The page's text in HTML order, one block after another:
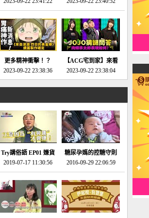
動作角色扮演遊戲！-
電玩宅速配20230123
第一名早就決定了，封
面圖直接雷你!-電玩宅
速配20230120
更多精神衝擊！？
《來自深淵 烈日的黃
金鄉》續篇動畫確定
2023-09-22 23:38:36
【ACG宅到家】來看
就抽周邊！《JOJO的
奇妙冒險》問答大挑戰
年特展 feat 蕎羽 、櫻
花
2023-09-22 23:38:04
Try講俗語 EP01 嫌貨
才是買貨人
2019-07-17 11:30:56
糖尿孕媽的控糖守則
2016-09-29 22:06:59